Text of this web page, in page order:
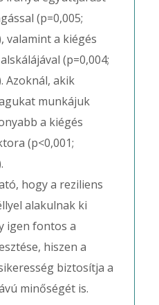
(p=0,005;
valamint a kiégés
(p=0,004;
Azoknál, akik
munkájuk
a kiégés
(p<0,001;
hogy a reziliens
alakulnak ki
igen fontos a
hiszen a
biztosítja a
minőségét is.